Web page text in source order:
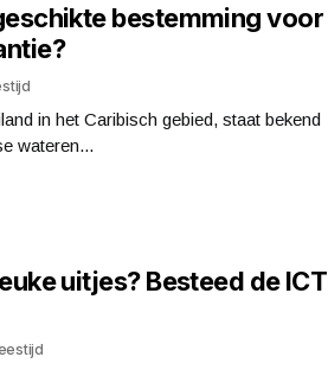
bestemming voor
in het Caribisch gebied, staat bekend
wateren...
uitjes? Besteed de ICT